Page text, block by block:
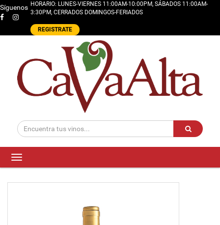
Síguenos HORARIO: LUNES-VIERNES 11:00AM-10:00PM, SÁBADOS 11:00AM-
3:30PM, CERRADOS DOMINGOS-FERIADOS
REGISTRATE
Toggle
navigation